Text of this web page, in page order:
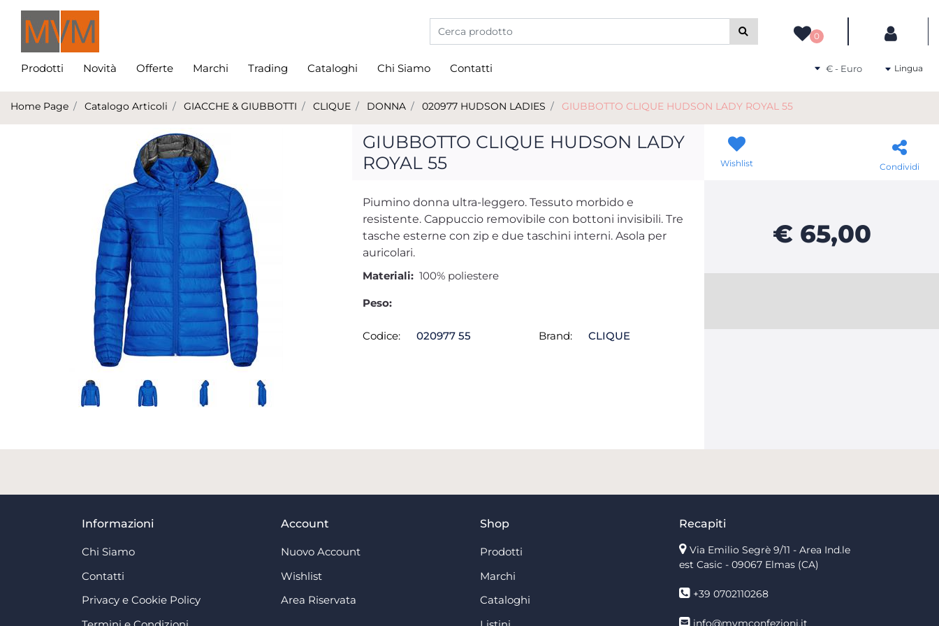
La modifica di un filtro aggiorna automaticamente gli altri filtri disponibili.
0
Prodotti Novità Offerte Marchi Trading Cataloghi Chi Siamo Contatti Seleziona una valuta
Lingua
Home Page Catalogo Articoli GIACCHE & GIUBBOTTI CLIQUE DONNA 020977 HUDSON LADIES GIUBBOTTO CLIQUE HUDSON LADY ROYAL 55
GIUBBOTTO CLIQUE HUDSON LADY
ROYAL 55
Piumino donna ultra-leggero. Tessuto morbido e
resistente. Cappuccio removibile con bottoni invisibili. Tre
tasche esterne con zip e due taschini interni. Asola per
auricolari.
Materiali: 100% poliestere
Peso:
Codice: 020977 55 Brand: CLIQUE
Wishlist Condividi
€ 65,00
Informazioni
Chi Siamo
Contatti
Privacy e Cookie Policy
Account
Nuovo Account
Wishlist
Area Riservata
Shop
Prodotti
Marchi
Cataloghi
Recapiti
Via Emilio Segrè 9/11 - Area Ind.le
est Casic - 09067 Elmas (CA)
+39 0702110268
info@mvmconfezioni.it